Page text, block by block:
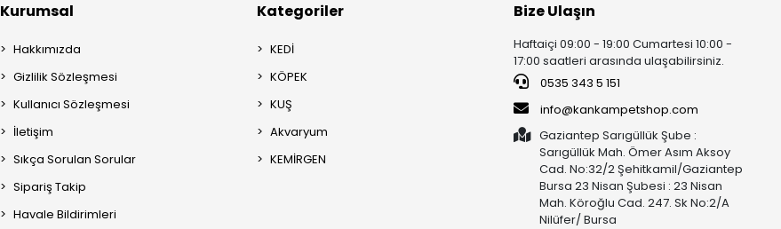
Kurumsal
Hakkımızda
Gizlilik Sözleşmesi
Kullanıcı Sözleşmesi
İletişim
Sıkça Sorulan Sorular
Sipariş Takip
Havale Bildirimleri
Kategoriler
KEDİ
KÖPEK
KUŞ
Akvaryum
KEMİRGEN
Bize Ulaşın
Haftaiçi 09:00 - 19:00 Cumartesi 10:00 -
17:00 saatleri arasında ulaşabilirsiniz.
0535 343 5 151
info@kankampetshop.com
Gaziantep Sarıgüllük Şube :
Sarıgüllük Mah. Ömer Asım Aksoy
Cad. No:32/2 Şehitkamil/Gaziantep
Bursa 23 Nisan Şubesi : 23 Nisan
Mah. Köroğlu Cad. 247. Sk No:2/A
Nilüfer/ Bursa